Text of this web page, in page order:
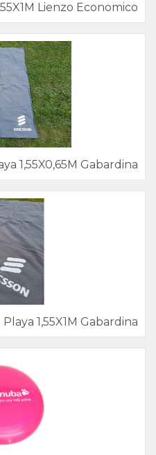
Lienzo Economico
1,55X0,65M Gabardina
1,55X1M Gabardina